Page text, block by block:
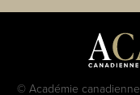
© Académie